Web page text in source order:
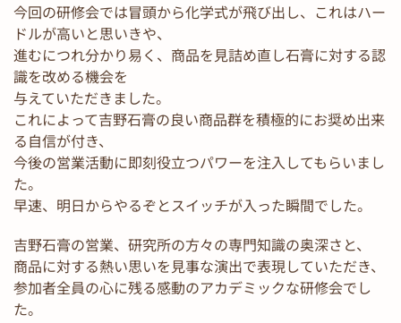
今回の研修会では冒頭から化学式が飛び出し、これはハー
ドルが高いと思いきや、
進むにつれ分かり易く、商品を見詰め直し石膏に対する認
識を改める機会を
与えていただきました。
これによって吉野石膏の良い商品群を積極的にお奨め出来
る自信が付き、
今後の営業活動に即刻役立つパワーを注入してもらいまし
た。
早速、明日からやるぞとスイッチが入った瞬間でした。
吉野石膏の営業、研究所の方々の専門知識の奥深さと、
商品に対する熱い思いを見事な演出で表現していただき、
参加者全員の心に残る感動のアカデミックな研修会でし
た。